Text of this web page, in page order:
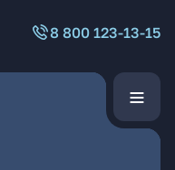
8 800 123-13-15